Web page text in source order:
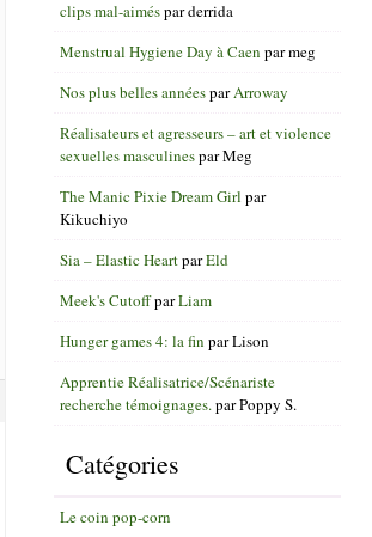
clips mal-aimésparderrida
Menstrual Hygiene Day à Caen parmeg
Nos plus belles annéesparArroway
Réalisateurs et agresseurs – art et violence
sexuelles masculinesparMeg
The Manic Pixie Dream Girl par
Kikuchiyo
Sia – Elastic HeartparEld
Meek's CutoffparLiam
Hunger games 4: la fin parLison
Apprentie Réalisatrice/Scénariste
recherche témoignages. parPoppy S.
Catégories
Le coin pop-corn